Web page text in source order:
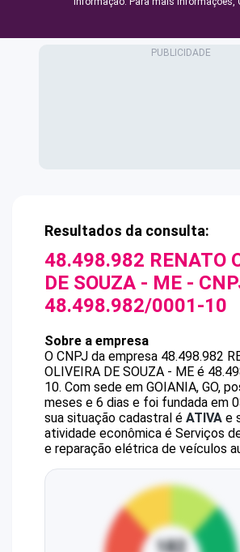
Resultados da consulta:
48.498.982 RENATO
DE SOUZA - ME -
48.498.982/0001-10
Sobre a empresa
O CNPJ da empresa 48.498.982
OLIVEIRA DE SOUZA - ME é
10. Com sede em GOIANIA, GO,
meses e 6 dias e foi fundada em
sua situação cadastral é ATIVA e
atividade econômica é Serviços
e reparação elétrica de veículos